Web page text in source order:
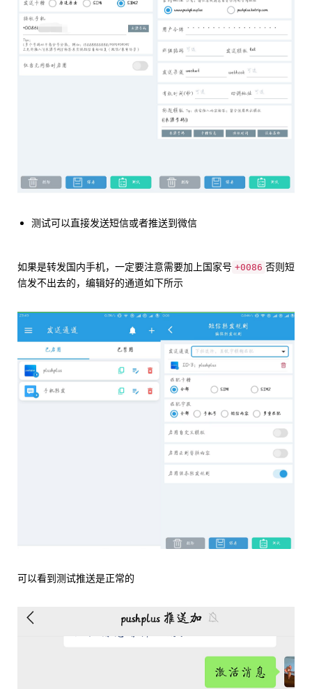
测试可以直接发送短信或者推送到微信
如果是转发国内手机，一定要注意需要加上国家号 +0086 否则短
信发不出去的，编辑好的通道如下所示
可以看到测试推送是正常的